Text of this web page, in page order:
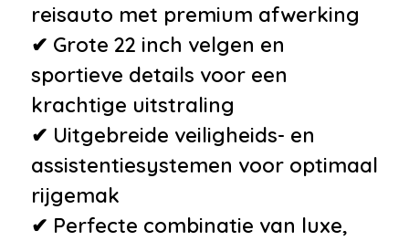
reisauto met premium afwerking
✔ Grote 22 inch velgen en
sportieve details voor een
krachtige uitstraling
✔ Uitgebreide veiligheids- en
assistentiesystemen voor optimaal
rijgemak
✔ Perfecte combinatie van luxe,